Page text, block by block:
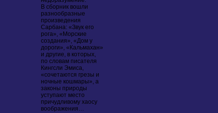
В сборник вошли
разнообразные
произведения
Сарбана: «Звук его
рога», «Морские
создания», «Дом у
дороги», «Кальмахан»
и другие, в которых,
по словам писателя
Кингсли Эмиса,
«сочетаются грезы и
ночные кошмары», а
законы природы
уступают место
причудливому хаосу
воображения…